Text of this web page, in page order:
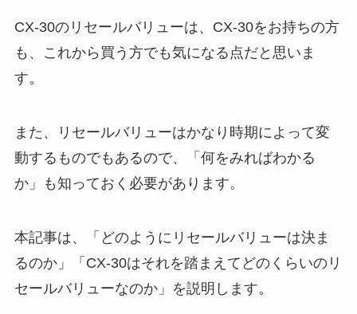
CX-30のリセールバリューは、CX-30をお持ちの方
も、これから買う方でも気になる点だと思いま
す。
また、リセールバリューはかなり時期によって変
動するものでもあるので、「何をみればわかる
か」も知っておく必要があります。
本記事は、「どのようにリセールバリューは決ま
るのか」「CX-30はそれを踏まえてどのくらいのリ
セールバリューなのか」を説明します。